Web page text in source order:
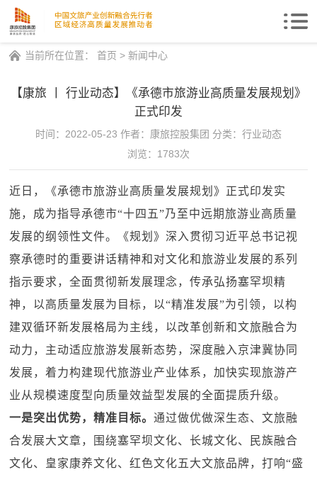
当前所在位置：
首页 >新闻中心
【康旅 丨 行业动态】《承德市旅游业高质量发展规划》
正式印发
时间：2022-05-23 作者：康旅控股集团 分类：行业动态
浏览：1783次
近日，《承德市旅游业高质量发展规划》正式印发实
施，成为指导承德市“十四五”乃至中远期旅游业高质量
发展的纲领性文件。《规划》深入贯彻习近平总书记视
察承德时的重要讲话精神和对文化和旅游业发展的系列
指示要求，全面贯彻新发展理念，传承弘扬塞罕坝精
神，以高质量发展为目标，以“精准发展”为引领，以构
建双循环新发展格局为主线，以改革创新和文旅融合为
动力，主动适应旅游发展新态势，深度融入京津冀协同
发展，着力构建现代旅游业产业体系，加快实现旅游产
业从规模速度型向质量效益型发展的全面提质升级。
一是突出优势，精准目标。通过做优做深生态、文旅融
合发展大文章，围绕塞罕坝文化、长城文化、民族融合
文化、皇家康养文化、红色文化五大文旅品牌，打响“盛